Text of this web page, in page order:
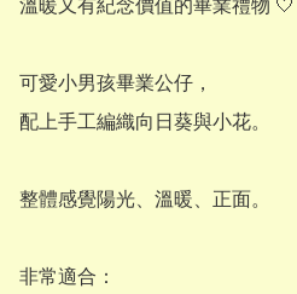
溫暖又有紀念價值的畢業禮物 🤍
可愛小男孩畢業公仔，
配上手工編織向日葵與小花。
整體感覺陽光、溫暖、正面。
非常適合：